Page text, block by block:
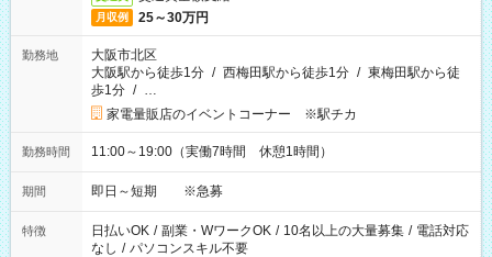
月収例 25～30万円
勤務地
大阪市北区
大阪駅から徒歩1分 / 西梅田駅から徒歩1分 / 東梅田駅から徒
歩1分 / …
家電量販店のイベントコーナー ※駅チカ
勤務時間 11:00～19:00（実働7時間 休憩1時間）
期間 即日～短期 ※急募
特徴 日払いOK / 副業・WワークOK / 10名以上の大量募集 / 電話対応
なし / パソコンスキル不要